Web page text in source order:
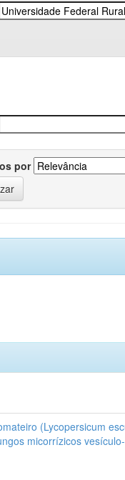
por
(Lycopersicum
micorrízicos